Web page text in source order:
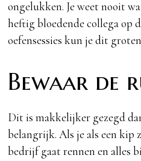
ongelukken. Je weet nooit
heftig bloedende collega op
oefensessies kun je dit
Bewaar de
Dit is makkelijker gezegd
belangrijk. Als je als een kip
bedrijf gaat rennen en alles